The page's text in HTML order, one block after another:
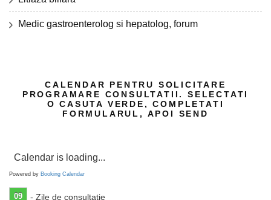
Medic gastroenterolog si hepatolog, forum
CALENDAR PENTRU SOLICITARE
PROGRAMARE CONSULTATII. SELECTATI
O CASUTA VERDE, COMPLETATI
FORMULARUL, APOI SEND
Calendar is loading...
Powered by Booking Calendar
09 - Zile de consultatie